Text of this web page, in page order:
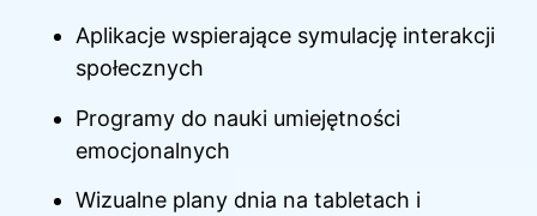
Aplikacje wspierające symulację interakcji
społecznych
Programy do nauki umiejętności
emocjonalnych
Wizualne plany dnia na tabletach i